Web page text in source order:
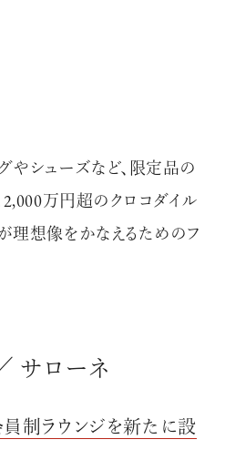
やシューズなど、限定品の
2,000万円超のクロコダイル
理想像をかなえるためのフ
サローネ
制ラウンジを新たに設